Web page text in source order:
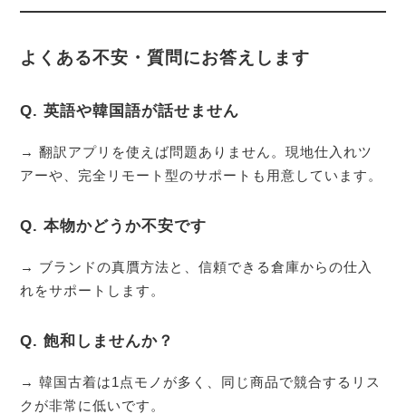
よくある不安・質問にお答えします
Q. 英語や韓国語が話せません
→ 翻訳アプリを使えば問題ありません。現地仕入れツ
アーや、完全リモート型のサポートも用意しています。
Q. 本物かどうか不安です
→ ブランドの真贋方法と、信頼できる倉庫からの仕入
れをサポートします。
Q. 飽和しませんか？
→ 韓国古着は1点モノが多く、同じ商品で競合するリス
クが非常に低いです。